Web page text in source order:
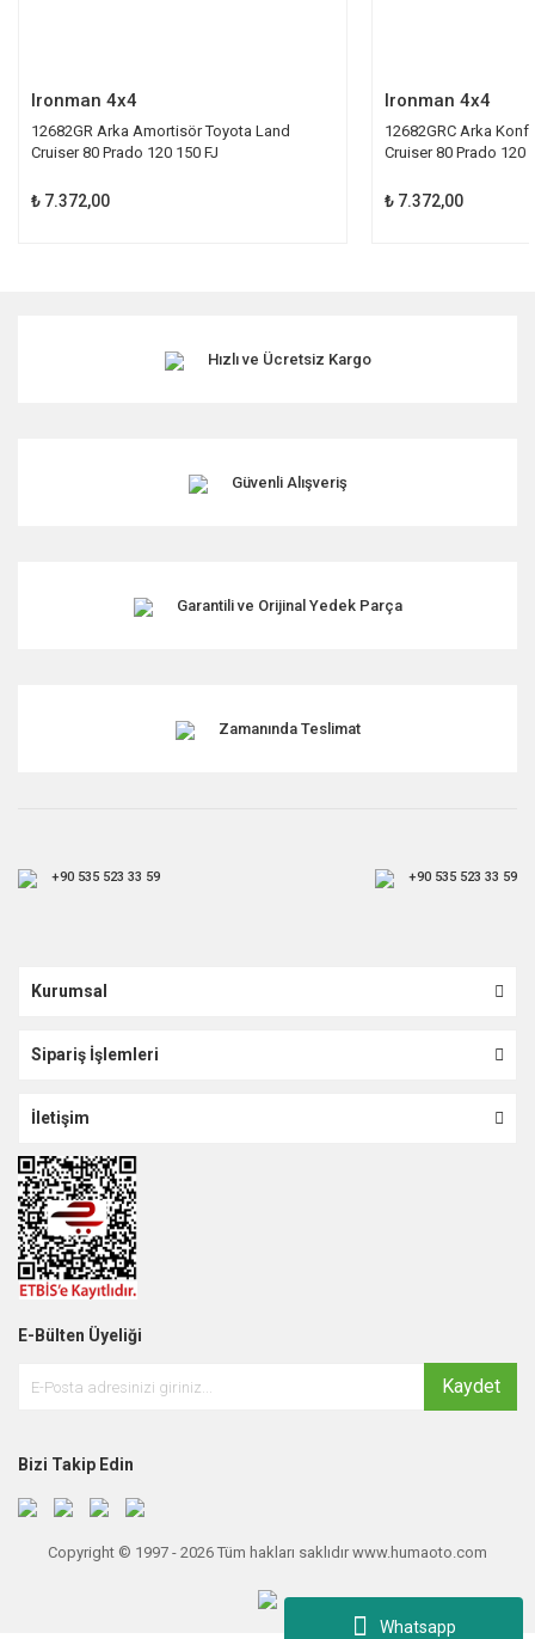
Whatsapp
Ironman 4x4
12682GR Arka Amortisör Toyota Land
Cruiser 80 Prado 120 150 FJ
₺ 7.372,00
Ironman 4x4
12682GRC Arka
Cruiser 80 Prado 120
₺ 7.372,00
Hızlı ve Ücretsiz Kargo
Güvenli Alışveriş
Garantili ve Orijinal Yedek Parça
Zamanında Teslimat
+90 535 523 33 59 +90 535 523 33 59
Kurumsal
Sipariş İşlemleri
İletişim
E-Bülten Üyeliği
Kaydet
Bizi Takip Edin
Copyright © 1997 - 2026 Tüm hakları saklıdır www.humaoto.com